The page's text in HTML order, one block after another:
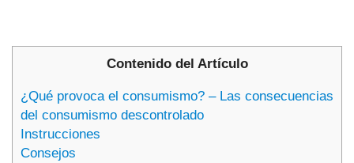
Contenido del Artículo
¿Qué provoca el consumismo? – Las consecuencias
del consumismo descontrolado
Instrucciones
Consejos